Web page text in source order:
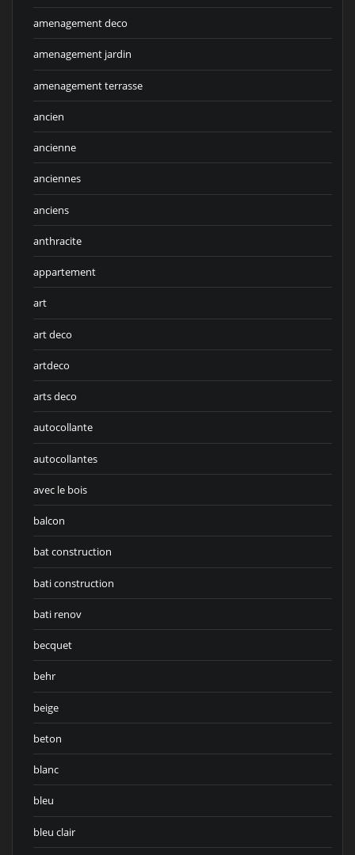
amenagement deco
amenagement jardin
amenagement terrasse
ancien
ancienne
anciennes
anciens
anthracite
appartement
art
art deco
artdeco
arts deco
autocollante
autocollantes
avec le bois
balcon
bat construction
bati construction
bati renov
becquet
behr
beige
beton
blanc
bleu
bleu clair